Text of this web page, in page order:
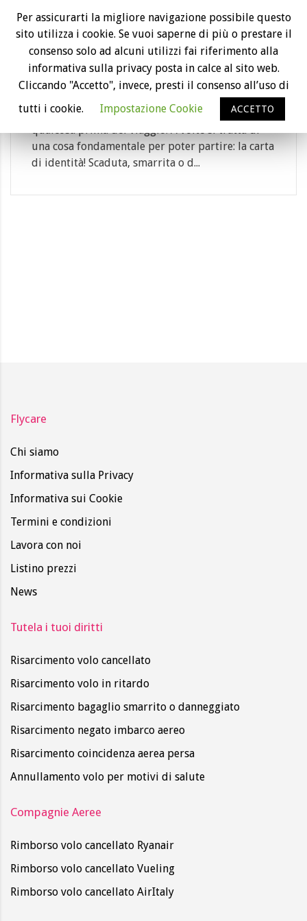
14
Ago
Carta di identità al volo ora si può
all’aeroporto di Fiumicino
Category: aeroporto
Capita a tutti i viaggiatori di dimenticare
una cosa fondamentale per poter partire: la carta
di identità! Scaduta, smarrita o d...
Flycare
Chi siamo
Informativa sulla Privacy
Informativa sui Cookie
Termini e condizioni
Lavora con noi
Listino prezzi
News
Tutela i tuoi diritti
Risarcimento volo cancellato
Risarcimento volo in ritardo
Risarcimento bagaglio smarrito o danneggiato
Risarcimento negato imbarco aereo
Risarcimento coincidenza aerea persa
Annullamento volo per motivi di salute
Compagnie Aeree
Rimborso volo cancellato Ryanair
Rimborso volo cancellato Vueling
Rimborso volo cancellato AirItaly
Per assicurarti la migliore navigazione possibile questo
sito utilizza i cookie. Se vuoi saperne di più o prestare il
consenso solo ad alcuni utilizzi fai riferimento alla
informativa sulla privacy posta in calce al sito web.
Cliccando "Accetto", invece, presti il consenso all’uso di
tutti i cookie.
Impostazione Cookie ACCETTO